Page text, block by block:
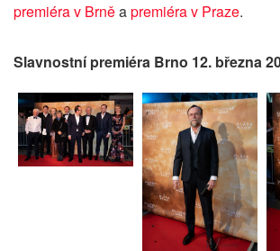
premiéra v Brněapremiéra v Praze.
Slavnostní premiéra Brno 12. března